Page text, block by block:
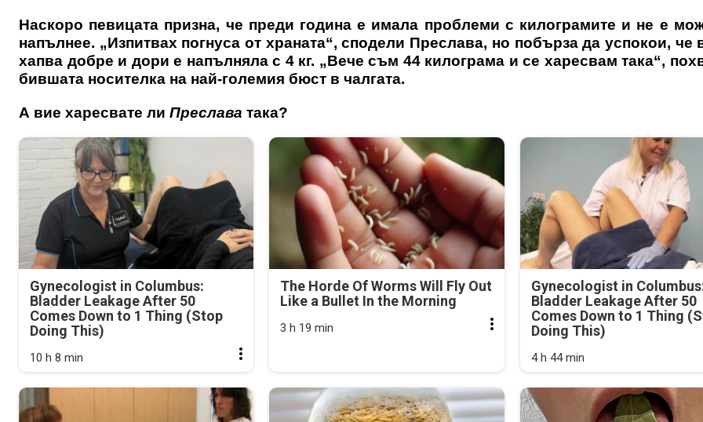
Наскоро певицата призна, че преди година е имала проблеми с килограмите и не е
напълнее. „Изпитвах погнуса от храната“, сподели Преслава, но побърза да успокои, че
хапва добре и дори е напълняла с 4 кг. „Вече съм 44 килограма и се харесвам така“,
бившата носителка на най-големия бюст в чалгата.
А вие харесвате ли Преслава така?
Gynecologist in Columbus:
Bladder Leakage After 50
Comes Down to 1 Thing (Stop
Doing This)
10 h 8 min
The Horde Of Worms Will Fly Out
Like a Bullet In the Morning
3 h 19 min
Gynecologist in
Bladder Leakage After 50
Comes Down to 1 Thing
Doing This)
4 h 44 min